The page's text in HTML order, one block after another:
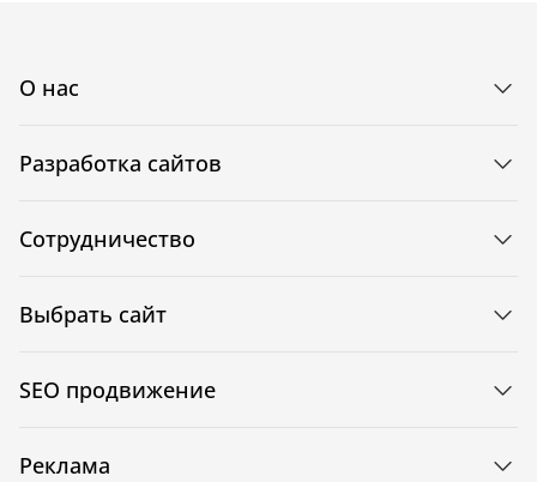
О нас
Разработка сайтов
Сотрудничество
Выбрать сайт
SEO продвижение
Реклама